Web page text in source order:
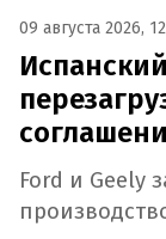
09 августа 2026,
Ford и Geely